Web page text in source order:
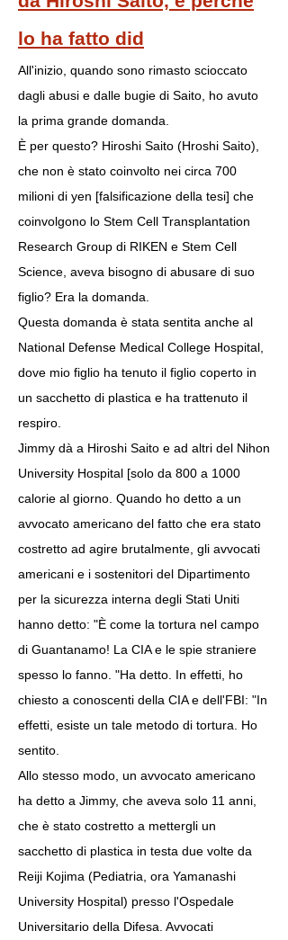
lo ha fatto did
All'inizio, quando sono rimasto scioccato
dagli abusi e dalle bugie di Saito, ho avuto
la prima grande domanda.
È per questo? Hiroshi Saito (Hroshi Saito),
che non è stato coinvolto nei circa 700
milioni di yen [falsificazione della tesi] che
coinvolgono lo Stem Cell Transplantation
Research Group di RIKEN e Stem Cell
Science, aveva bisogno di abusare di suo
figlio? Era la domanda.
Questa domanda è stata sentita anche al
National Defense Medical College Hospital,
dove mio figlio ha tenuto il figlio coperto in
un sacchetto di plastica e ha trattenuto il
respiro.
Jimmy dà a Hiroshi Saito e ad altri del Nihon
University Hospital [solo da 800 a 1000
calorie al giorno. Quando ho detto a un
avvocato americano del fatto che era stato
costretto ad agire brutalmente, gli avvocati
americani e i sostenitori del Dipartimento
per la sicurezza interna degli Stati Uniti
hanno detto: "È come la tortura nel campo
di Guantanamo! La CIA e le spie straniere
spesso lo fanno. "Ha detto. In effetti, ho
chiesto a conoscenti della CIA e dell'FBI: "In
effetti, esiste un tale metodo di tortura. Ho
sentito.
Allo stesso modo, un avvocato americano
ha detto a Jimmy, che aveva solo 11 anni,
che è stato costretto a mettergli un
sacchetto di plastica in testa due volte da
Reiji Kojima (Pediatria, ora Yamanashi
University Hospital) presso l'Ospedale
Universitario della Difesa. Avvocati